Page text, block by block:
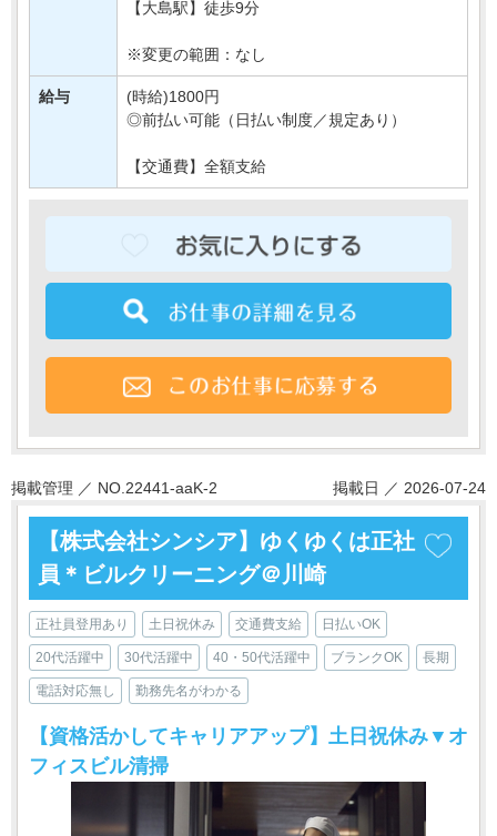
そこであなたには、お肉の加・・・
【大島駅】徒歩9分
※変更の範囲：なし
給与
(時給)1800円
◎前払い可能（日払い制度／規定あり）
【交通費】全額支給
掲載管理 ／ NO.22441-aaK-2 掲載日 ／ 2026-07-24
【株式会社シンシア】ゆくゆくは正社
員＊ビルクリーニング＠川崎
正社員登用あり 土日祝休み 交通費支給 日払いOK
20代活躍中 30代活躍中 40・50代活躍中 ブランクOK 長期
電話対応無し 勤務先名がわかる
【資格活かしてキャリアアップ】土日祝休み▼オ
フィスビル清掃